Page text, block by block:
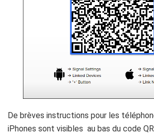
De brèves instructions pour les
iPhones sont visibles au bas du code